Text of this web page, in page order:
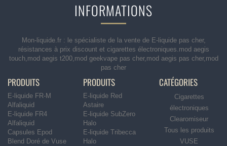
INFORMATIONS
Mon-liquide.fr : le spécialiste de la vente de E-liquide pas cher,
résistances à prix discount et cigarettes électroniques.mod aegis
touch,mod aegis t200,mod geekvape pas cher,mod aegis pas cher,mod
pas cher
PRODUITS
E-liquide FR-M
Alfaliquid
E-liquide FR4
Alfaliquid
Capsules Epod
Blend Doré de Vuse
PRODUITS
E-liquide Red
Astaire
E-liquide SubZero
Halo
E-liquide Tribecca
Halo
CATÉGORIES
Cigarettes
électroniques
Clearomiseur
Tous les produits
VUSE